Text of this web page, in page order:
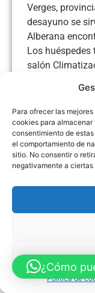
Para ofrecer las
cookies para
consentimiento de
el comportamiento de
sitio. No consentir o
negativamente a
Política de
Verges,
desayuno se
Alberana
Los
salón
y un bar
internet a
Aviso Legal
FINANCIADO POR
DIGITAL POR
¿Cómo